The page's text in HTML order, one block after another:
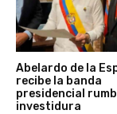
Abelardo de la
recibe la banda
presidencial
investidura